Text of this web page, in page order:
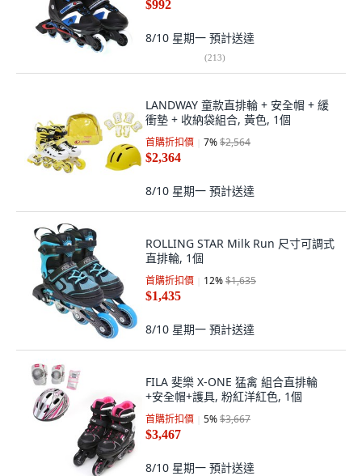
$992
8/10 星期一 預計送達
(213)
LANDWAY 童款直排輪 + 安全帽 + 緩
衝墊 + 收納袋組合, 黃色, 1個
首購折扣價 7%$2,564
$2,364
8/10 星期一 預計送達
ROLLING STAR Milk Run 尺寸可調式
直排輪, 1個
首購折扣價 12%$1,635
$1,435
8/10 星期一 預計送達
FILA 斐樂 X-ONE 猛禽 組合直排輪
+安全帽+護具, 粉紅洋紅色, 1個
首購折扣價 5%$3,667
$3,467
8/10 星期一 預計送達